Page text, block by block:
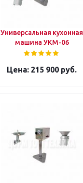
Универсальная кухонная
машина УКМ-06
215 900 руб.